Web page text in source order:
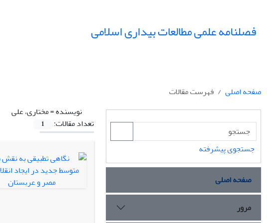
فصلنامه علمی مطالعات بیداری اسلامی
صفحه اصلی
فهرست مقالات
نویسنده =مختاری، علی
تعداد مقالات:
1
جستجوی پیشرفته
صفحه اصلی
مرور